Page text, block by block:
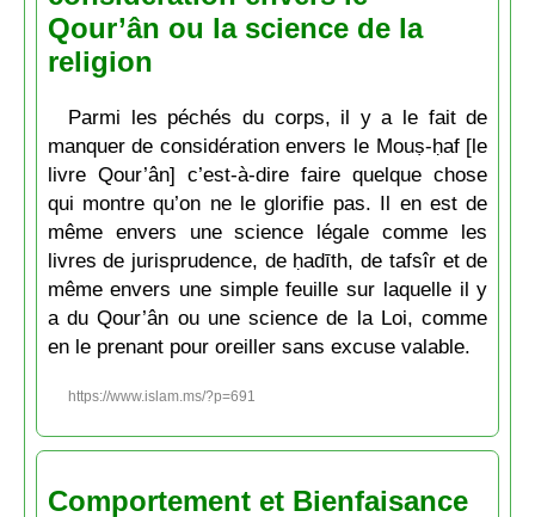
Qour’ân ou la science de la
religion
Parmi les péchés du corps, il y a le fait de
manquer de considération envers le Mouṣ-ḥaf [le
livre Qour’ân] c’est-à-dire faire quelque chose
qui montre qu’on ne le glorifie pas. Il en est de
même envers une science légale comme les
livres de jurisprudence, de ḥadīth, de tafsîr et de
même envers une simple feuille sur laquelle il y
a du Qour’ân ou une science de la Loi, comme
en le prenant pour oreiller sans excuse valable.
https://www.islam.ms/?p=691
Comportement et Bienfaisance